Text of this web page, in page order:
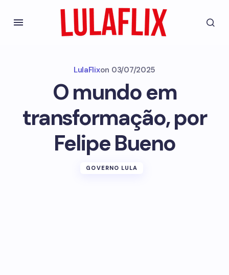
LulaFlixon 03/07/2025
O mundo em
transformação, por
Felipe Bueno
GOVERNO LULA